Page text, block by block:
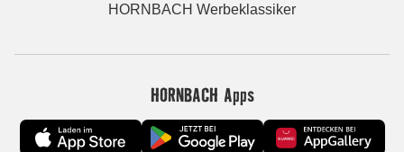
HORNBACH Werbeklassiker
HORNBACH Apps